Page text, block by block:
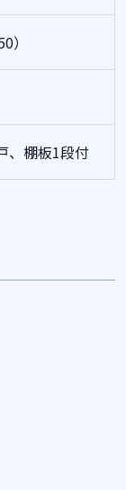
、棚板1段付